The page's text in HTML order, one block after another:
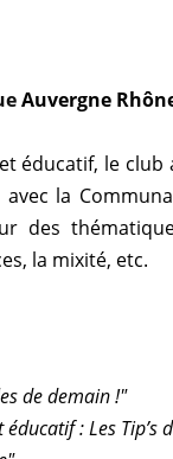
Auvergne
éducatif, le
la
des
la mixité, etc.
de demain !"
éducatif : Les Tip’s